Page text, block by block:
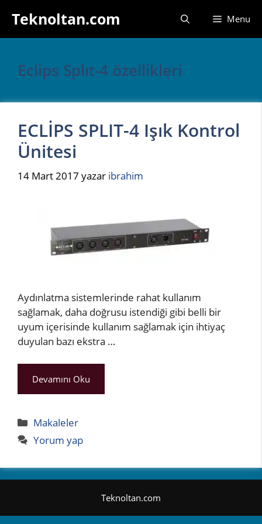
atlaTeknoltan.com Menu
Eclips Splıt-4 özellikleri
ECLİPS SPLIT-4 Işık Kontrol
Ünitesi
14 Mart 2017 yazar ibrahim
Aydınlatma sistemlerinde rahat kullanım
sağlamak, daha doğrusu istendiği gibi belli bir
uyum içerisinde kullanım sağlamak için ihtiyaç
duyulan bazı ekstra …
Devamını Oku
Kategoriler
Makaleler
Yorum yap
Teknoltan.com